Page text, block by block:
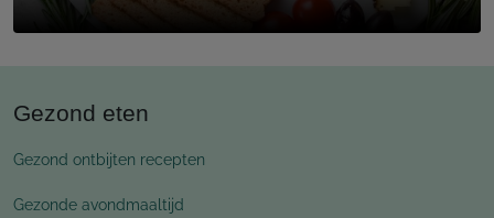
Gezond eten
Gezond ontbijten recepten
Gezonde avondmaaltijd